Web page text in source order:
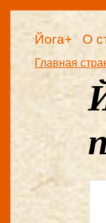
Йога+ О
Главная